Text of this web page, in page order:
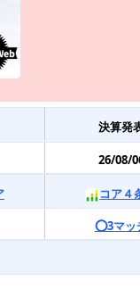
決算発
26/08/
コア４
⭕️3マッ